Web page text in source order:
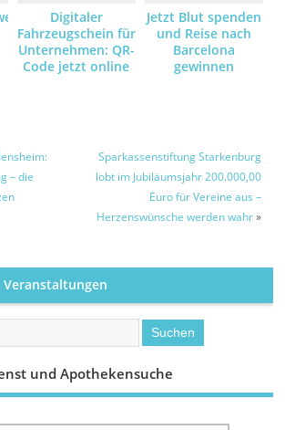
Digitaler
Fahrzeugschein für
Unternehmen: QR-
Code jetzt online
Jetzt Blut spenden
und Reise nach
Barcelona
gewinnen
– die
Sparkassenstiftung Starkenburg
lobt im Jubiläumsjahr 200.000,00
Euro für Vereine aus –
Herzenswünsche werden wahr»
Veranstaltungen
und Apothekensuche